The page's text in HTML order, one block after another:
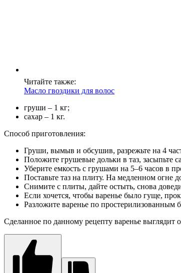
Читайте также:
Масло гвоздики для волос
груши – 1 кг;
сахар – 1 кг.
Способ приготовления:
Груши, вымыв и обсушив, разрежьте на 4
Положите грушевые дольки в таз, засыпьте
Уберите емкость с грушами на 5–6 часов в
Поставьте таз на плиту. На медленном огне
Снимите с плиты, дайте остыть, снова
Если хочется, чтобы варенье было гуще,
Разложите варенье по простерилизованным
Сделанное по данному рецепту варенье выглядит